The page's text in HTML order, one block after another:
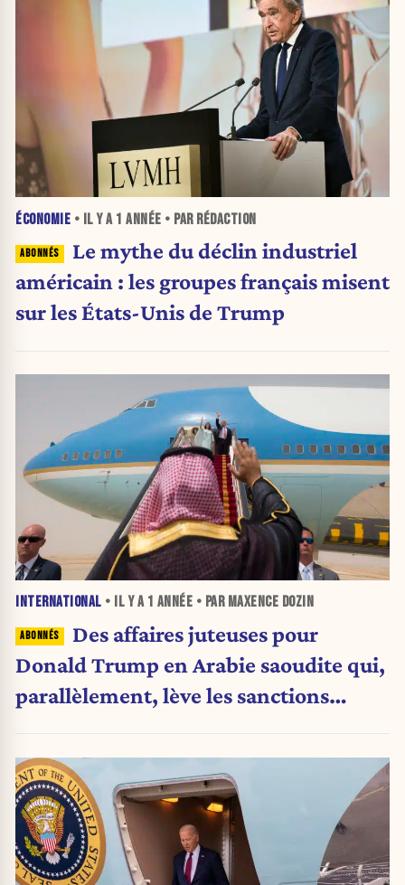
ÉCONOMIE • IL Y A 1 ANNÉE • PAR RÉDACTION
Le mythe du déclin industriel
américain : les groupes français misent
sur les États-Unis de Trump
INTERNATIONAL • IL Y A 1 ANNÉE • PAR MAXENCE DOZIN
Des affaires juteuses pour
Donald Trump en Arabie saoudite qui,
parallèlement, lève les sanctions